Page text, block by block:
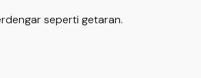
seperti getaran.